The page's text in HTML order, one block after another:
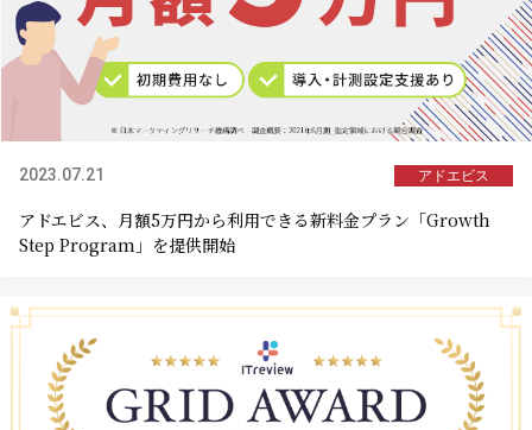
2023.07.21 アドエビス
アドエビス、月額5万円から利用できる新料金プラン「Growth
Step Program」を提供開始